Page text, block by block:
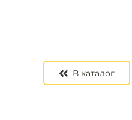
В каталог